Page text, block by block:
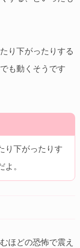
り下がったりする
も動くそうです
り下がったりす
。
ほどの恐怖で震え